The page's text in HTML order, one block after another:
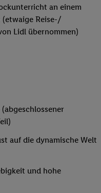
an einem
Reise-/
Lidl übernommen)
auf die dynamische Welt
und hohe